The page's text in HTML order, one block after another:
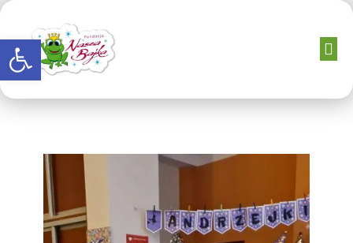
Otwórz pasek narzędzi